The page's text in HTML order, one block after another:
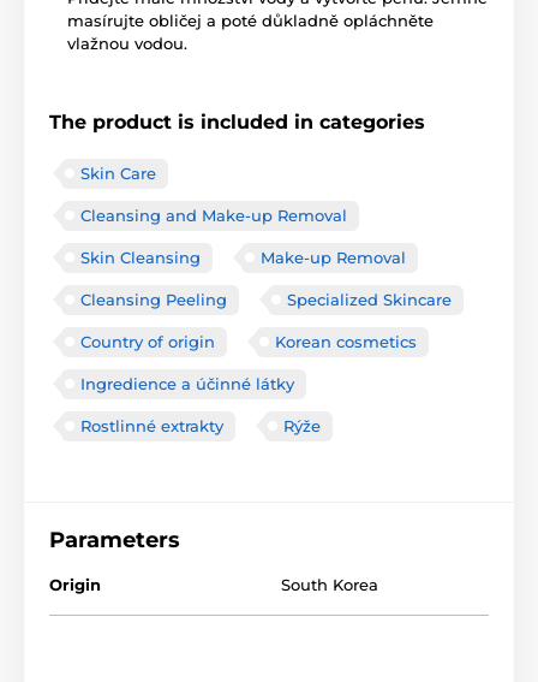
masírujte obličej a poté důkladně opláchněte
vlažnou vodou.
The product is included in categories
Skin Care
Cleansing and Make-up Removal
Skin Cleansing Make-up Removal
Cleansing Peeling Specialized Skincare
Country of origin Korean cosmetics
Ingredience a účinné látky
Rostlinné extrakty Rýže
Parameters
Origin South Korea